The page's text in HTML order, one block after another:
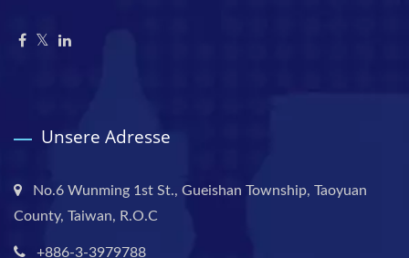
Unsere Adresse
No.6 Wunming 1st St., Gueishan Township, Taoyuan
County, Taiwan, R.O.C
+886-3-3979788